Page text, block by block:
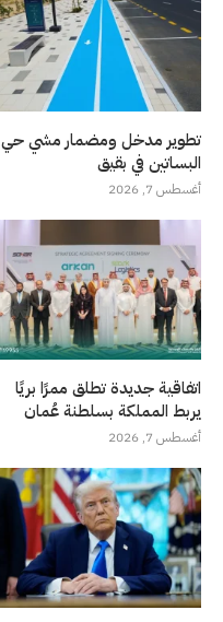
تطوير مدخل ومضمار مشي حي
البساتين في بقيق
أغسطس 7, 2026
اتفاقية جديدة تطلق ممرًا بريًا
يربط المملكة بسلطنة عُمان
أغسطس 7, 2026